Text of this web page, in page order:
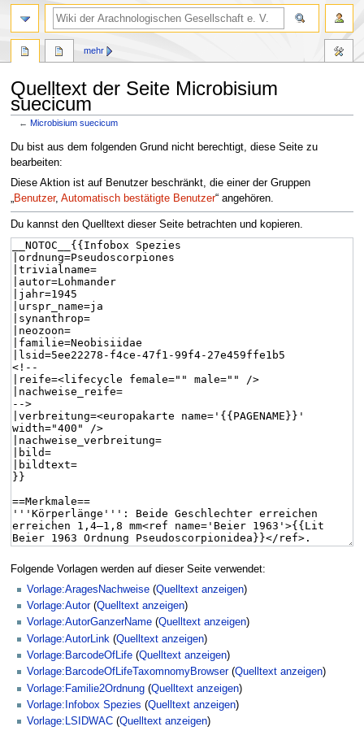
Quelltext der Seite Microbisium
suecicum
←Microbisium suecicum
Zur
Navigation
springen
Zur
Suche
springen
Du bist aus dem folgenden Grund nicht berechtigt, diese Seite zu
bearbeiten:
Diese Aktion ist auf Benutzer beschränkt, die einer der Gruppen
„Benutzer, Automatisch bestätigte Benutzer“ angehören.
Du kannst den Quelltext dieser Seite betrachten und kopieren.
Folgende Vorlagen werden auf dieser Seite verwendet:
Vorlage:AragesNachweise (Quelltext anzeigen)
Vorlage:Autor(Quelltext anzeigen)
Vorlage:AutorGanzerName (Quelltext anzeigen)
Vorlage:AutorLink (Quelltext anzeigen)
Vorlage:BarcodeOfLife (Quelltext anzeigen)
Vorlage:BarcodeOfLifeTaxomnomyBrowser(Quelltext anzeigen)
Vorlage:Familie2Ordnung (Quelltext anzeigen)
Vorlage:Infobox Spezies (Quelltext anzeigen)
Vorlage:LSIDWAC (Quelltext anzeigen)
mehr